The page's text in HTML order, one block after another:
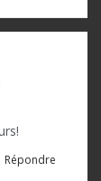
Répondre